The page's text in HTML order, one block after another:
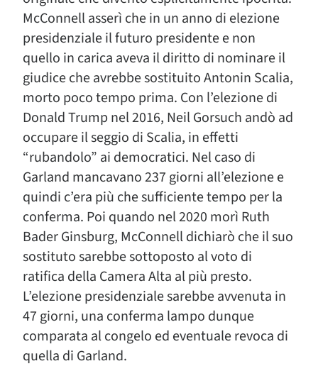
McConnell asserì che in un anno di elezione
presidenziale il futuro presidente e non
quello in carica aveva il diritto di nominare il
giudice che avrebbe sostituito Antonin Scalia,
morto poco tempo prima. Con l’elezione di
Donald Trump nel 2016, Neil Gorsuch andò ad
occupare il seggio di Scalia, in effetti
“rubandolo” ai democratici. Nel caso di
Garland mancavano 237 giorni all’elezione e
quindi c’era più che sufficiente tempo per la
conferma. Poi quando nel 2020 morì Ruth
Bader Ginsburg, McConnell dichiarò che il suo
sostituto sarebbe sottoposto al voto di
ratifica della Camera Alta al più presto.
L’elezione presidenziale sarebbe avvenuta in
47 giorni, una conferma lampo dunque
comparata al congelo ed eventuale revoca di
quella di Garland.